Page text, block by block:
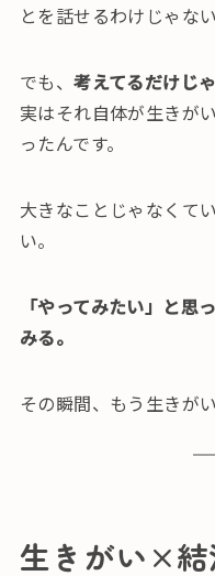
とを話せるわけじゃな
でも、考えてるだけじ
実はそれ自体が生きが
ったんです。
大きなことじゃなくて
い。
「やってみたい」と思
みる。
その瞬間、もう生きが
生きがい×結